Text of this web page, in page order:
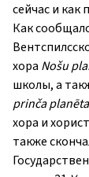
сейчас и как
Как
хора Nošu
школы, а
prinča
хора и
также